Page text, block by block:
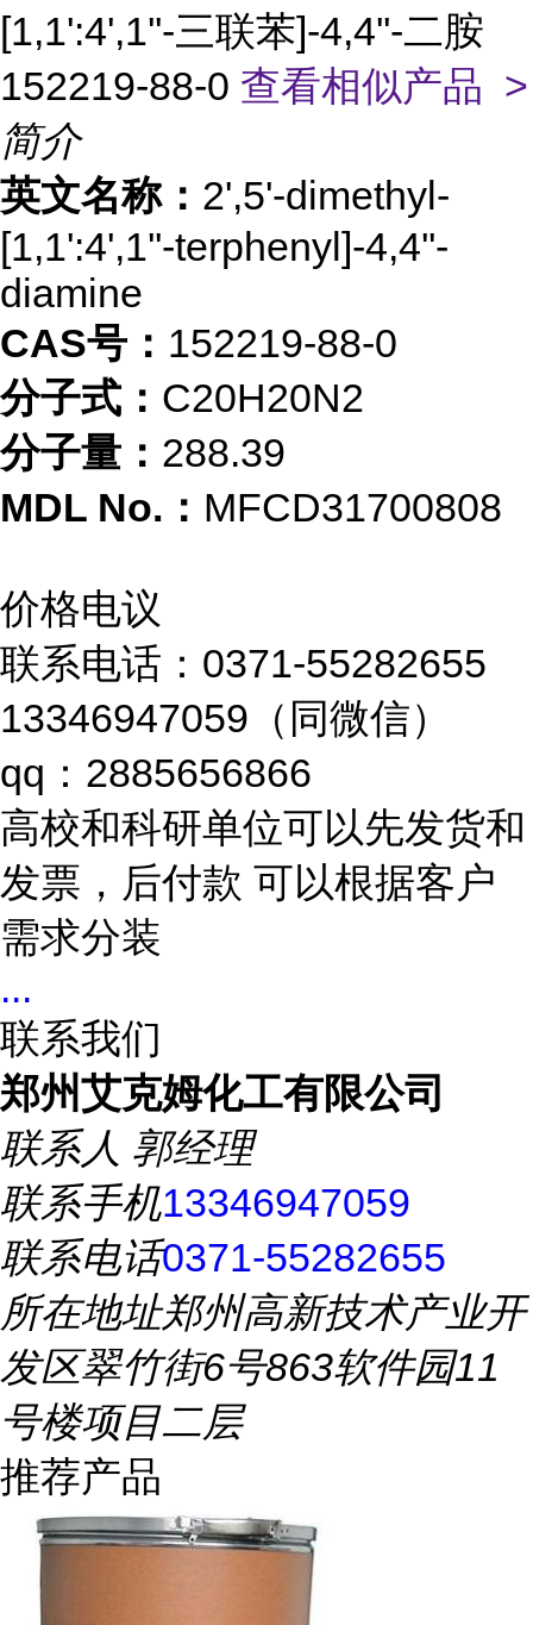
[1,1':4',1''-三联苯]-4,4''-二胺
152219-88-0 查看相似产品 >
简介
英文名称： 2',5'-dimethyl-
[1,1':4',1''-terphenyl]-4,4''-
diamine
CAS号： 152219-88-0
分子式： C20H20N2
分子量： 288.39
MDL No.： MFCD31700808
价格电议
联系电话：0371-55282655
13346947059（同微信）
qq：2885656866
高校和科研单位可以先发货和
发票，后付款 可以根据客户
需求分装
...
联系我们
郑州艾克姆化工有限公司
联系人 郭经理
联系手机13346947059
联系电话0371-55282655
所在地址郑州高新技术产业开
发区翠竹街6号863软件园11
号楼项目二层
推荐产品